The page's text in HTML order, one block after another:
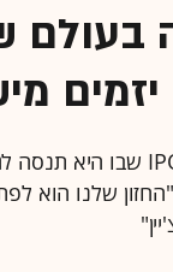
יזמים
• "החזון שלנו